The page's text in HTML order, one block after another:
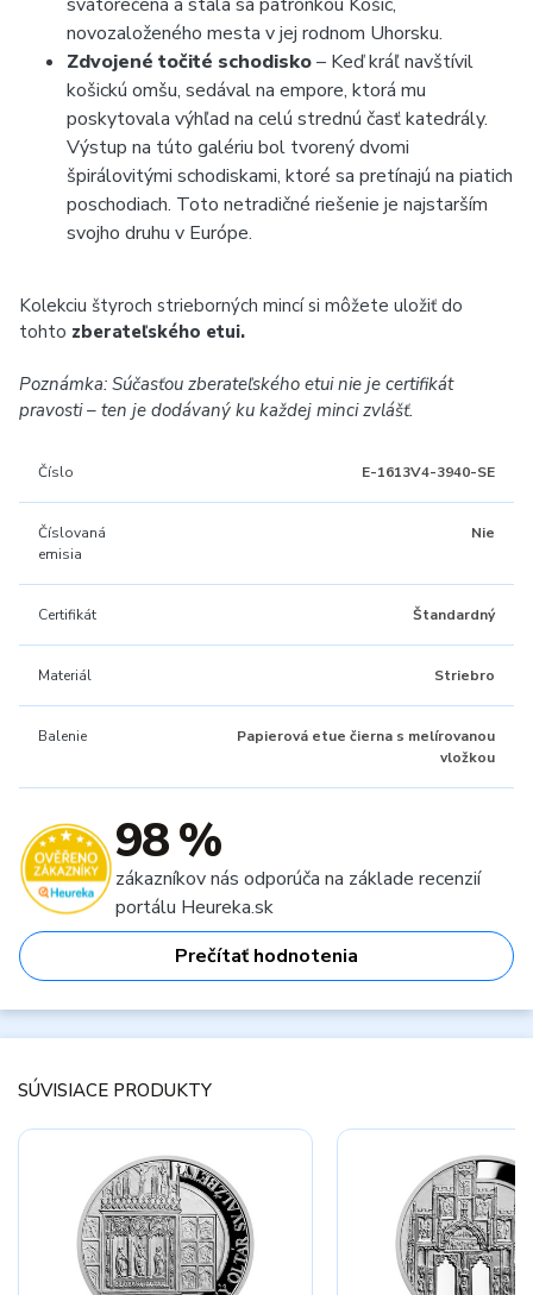
novozaloženého mesta v jej rodnom Uhorsku.
Zdvojené točité schodisko– Keď kráľ navštívil
košickú omšu, sedával na empore, ktorá mu
poskytovala výhľad na celú strednú časť katedrály.
Výstup na túto galériu bol tvorený dvomi
špirálovitými schodiskami, ktoré sa pretínajú na piatich
poschodiach. Toto netradičné riešenie je najstarším
svojho druhu v Európe.
Kolekciu štyroch strieborných mincí si môžete uložiť do
tohto zberateľského etui.
Poznámka: Súčasťou zberateľského etui nie je certifikát
pravosti – ten je dodávaný ku každej minci zvlášť.
Číslo E-1613V4-3940-SE
Číslovaná
emisia
Nie
Certifikát Štandardný
Materiál Striebro
Balenie
Papierová etue čierna s melírovanou
vložkou
98 %
zákazníkov nás odporúča na základe recenzií
portálu Heureka.sk
Prečítať hodnotenia
SÚVISIACE PRODUKTY